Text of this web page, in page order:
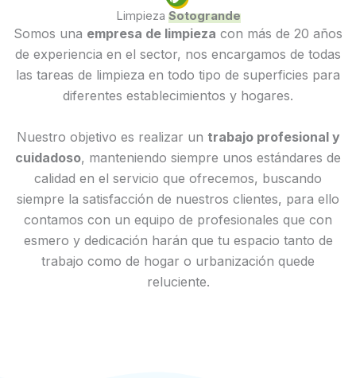
V
i
d
e
Limpieza Sotogrande
Somos una empresa de limpieza con más de 20 años
de experiencia en el sector, nos encargamos de todas
las tareas de limpieza en todo tipo de superficies para
diferentes establecimientos y hogares.
Nuestro objetivo es realizar un trabajo profesional y
cuidadoso, manteniendo siempre unos estándares de
calidad en el servicio que ofrecemos, buscando
siempre la satisfacción de nuestros clientes, para ello
contamos con un equipo de profesionales que con
esmero y dedicación harán que tu espacio tanto de
trabajo como de hogar o urbanización quede
reluciente.